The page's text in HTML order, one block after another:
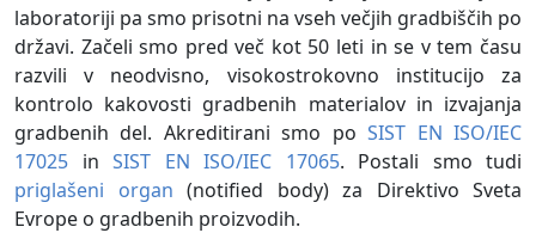
laboratoriji pa smo prisotni na vseh večjih gradbiščih po
državi. Začeli smo pred več kot 50 leti in se v tem času
razvili v neodvisno, visokostrokovno institucijo za
kontrolo kakovosti gradbenih materialov in izvajanja
gradbenih del. Akreditirani smo poSIST EN ISO/IEC
17025 in SIST EN ISO/IEC 17065. Postali smo tudi
priglašeni organ (notified body) za Direktivo Sveta
Evrope o gradbenih proizvodih.